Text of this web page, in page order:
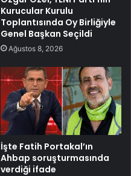
Kurucular Kurulu
Toplantısında Oy Birliğiyle
Genel Başkan Seçildi
Ağustos 8, 2026
İşte Fatih Portakal’ın
Ahbap soruşturmasında
verdiği ifade